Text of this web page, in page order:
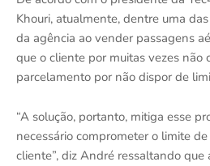
Khouri, atualmente, dentre uma
da agência ao vender passagens
que o cliente por muitas vezes não
parcelamento por não dispor de
“A solução, portanto, mitiga esse
necessário comprometer o limite
cliente”, diz André ressaltando